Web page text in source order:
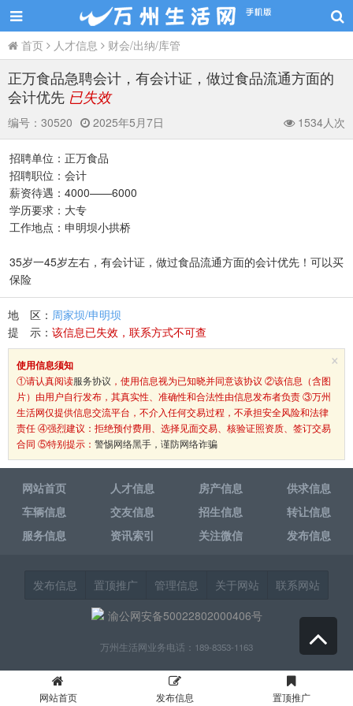
首页 人才信息 财会/出纳/库管
正万食品急聘会计，有会计证，做过食品流通方面的
会计优先 已失效
编号： 30520 2025年5月7日 1534人次
招聘单位：正万食品
招聘职位：会计
薪资待遇：4000——6000
学历要求：大专
工作地点：申明坝小拱桥
35岁一45岁左右，有会计证，做过食品流通方面的会计优先！可以买
保险
地 区： 周家坝/申明坝
提 示： 该信息已失效，联系方式不可查
×
使用信息须知
①请认真阅读服务协议 ，使用信息视为已知晓并同意该协议 ②该信息（含图
片）由用户自行发布，其真实性、准确性和合法性由信息发布者负责 ③万州
生活网仅提供信息交流平台，不介入任何交易过程，不承担安全风险和法律
责任 ④强烈建议：拒绝预付费用、选择见面交易、核验证照资质、签订交易
合同 ⑤特别提示： 警惕网络黑手，谨防网络诈骗
网站首页 人才信息 房产信息
供求信息
车辆信息
交友信息 招生信息
转让信息
服务信息
资讯索引 关注微信 发布信息
发布信息 置顶推广 管理信息 关于网站
联系网站
渝公网安备50022802000406号
万州生活网业务电话：189-8353-1163
网站首页 发布信息 置顶推广